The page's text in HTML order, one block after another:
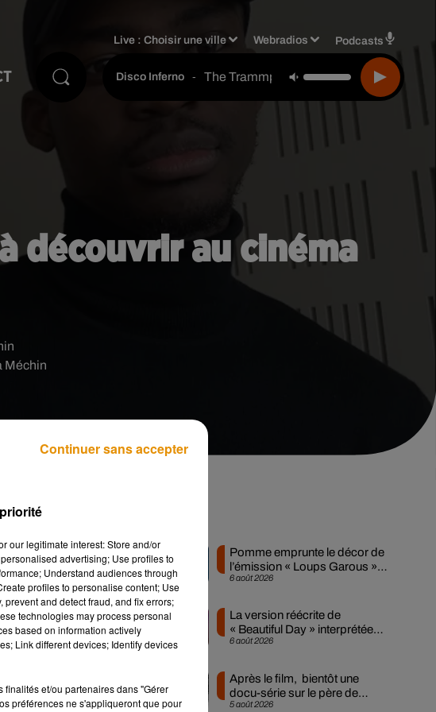
Live :Choisir une ville Webradios Podcasts
Disco Inferno - The Trammps
découvrir au cinéma
Méchin
le lundi 18
l’inspire le
il
policière.
6 août 2026
Pomme emprunte le décor de
l’émission « Loups Garous »
pour son...
6 août 2026
La version réécrite de
« Beautiful Day » interprétée
lors des...
5 août 2026
Après le film, bientôt une
docu-série sur le père de
Michael Jackson
our legitimate interest: Store and/or
advertising; Use profiles to
Understand audiences through
profiles to personalise content; Use
and detect fraud, and fix errors;
technologies may process personal
based on information actively
Link different devices; Identify devices
finalités et/ou partenaires dans "Gérer
préférences ne s'appliqueront que pour
Continuer sans accepter